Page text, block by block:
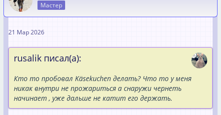
Мастер
21 Мар 2026
rusalik писал(а):
Кто то пробовал Käsekuchen делать? Что то у меня
никак внутри не прожариться а снаружи чернеть
начинает , уже дальше не катит его держать.